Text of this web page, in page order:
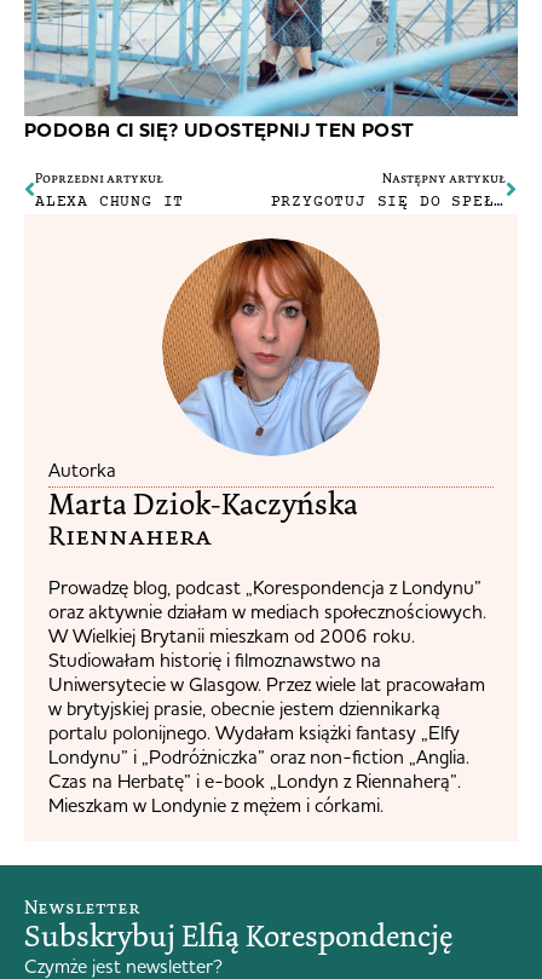
PODOBA CI SIĘ? UDOSTĘPNIJ TEN POST
Poprzedni artykuł
ALEXA CHUNG IT
Następny artykuł
PRZYGOTUJ SIĘ DO SPEŁNIENIA MARZEŃ
Autorka
Marta Dziok-Kaczyńska
Riennahera​
Prowadzę blog, podcast „Korespondencja z Londynu”
oraz aktywnie działam w mediach społecznościowych.
W Wielkiej Brytanii mieszkam od 2006 roku.
Studiowałam historię i filmoznawstwo na
Uniwersytecie w Glasgow. Przez wiele lat pracowałam
w brytyjskiej prasie, obecnie jestem dziennikarką
portalu polonijnego. Wydałam książki fantasy „Elfy
Londynu” i „Podróżniczka” oraz non-fiction „Anglia.
Czas na Herbatę” i e-book „Londyn z Riennaherą”.
Mieszkam w Londynie z mężem i córkami.
Newsletter
Subskrybuj Elfią Korespondencję
Czymże jest newsletter?